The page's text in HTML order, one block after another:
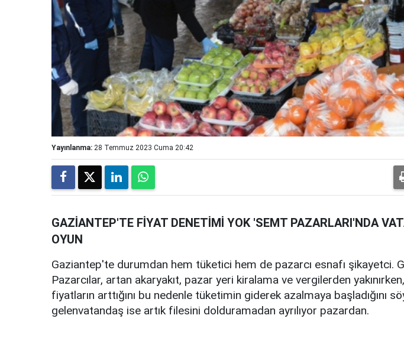
Yayınlanma: 28 Temmuz 2023 Cuma 20:42
GAZİANTEP'TE FİYAT DENETİMİ YOK 'SEMT PAZARLARI'NDA
OYUN
Gaziantep'te durumdan hem tüketici hem de pazarcı esnafı şikayetci.
Pazarcılar, artan akaryakıt, pazar yeri kiralama ve vergilerden
fiyatların arttığını bu nedenle tüketimin giderek azalmaya başladığını
gelenvatandaş ise artık filesini dolduramadan ayrılıyor pazardan.